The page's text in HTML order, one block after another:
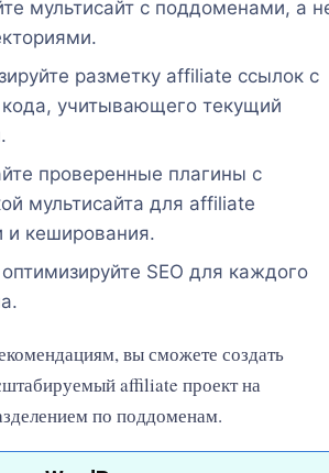
мультисайт с поддоменами, а
разметку affiliate ссылок с
учитывающего текущий
проверенные плагины с
мультисайта для affiliate
и кеширования.
SEO для каждого
вы сможете создать
affiliate проект на
по поддоменам.